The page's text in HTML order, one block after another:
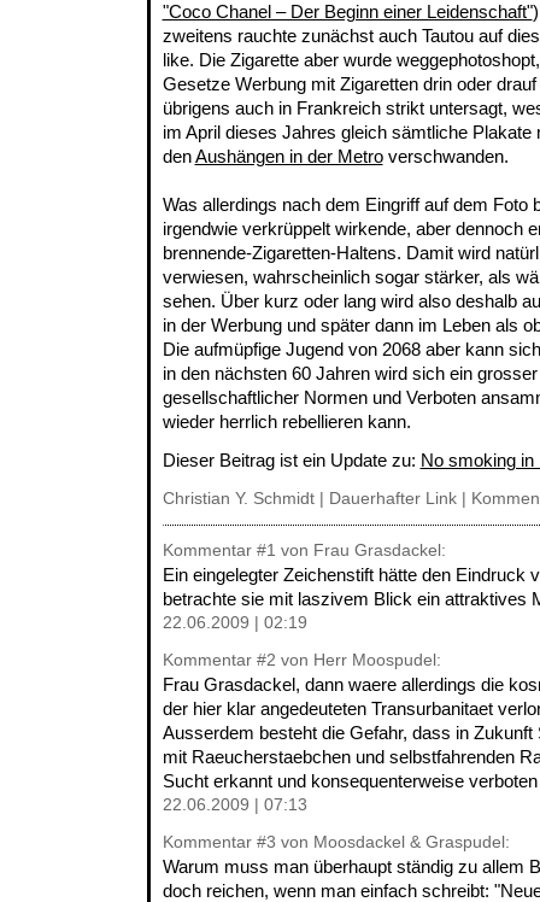
"Coco Chanel – Der Beginn einer Leidenschaft"
zweitens rauchte zunächst auch Tautou auf
like. Die Zigarette aber wurde
Gesetze Werbung mit Zigaretten drin oder
übrigens auch in Frankreich strikt untersagt,
im April dieses Jahres gleich sämtliche
denAushängen in der Metroverschwanden.
Was allerdings nach dem Eingriff auf dem Foto
irgendwie verkrüppelt wirkende, aber dennoch
brennende-Zigaretten-Haltens. Damit wird
verwiesen, wahrscheinlich sogar stärker, als
sehen. Über kurz oder lang wird also deshalb
in der Werbung und später dann im Leben als
Die aufmüpfige Jugend von 2068 aber kann
in den nächsten 60 Jahren wird sich ein
gesellschaftlicher Normen und Verboten
wieder herrlich rebellieren kann.
Dieser Beitrag ist ein Update zu: No smoking in
Christian Y. Schmidt | Dauerhafter Link|
Kommentar #1 von Frau Grasdackel:
Ein eingelegter Zeichenstift hätte den Eindruck
betrachte sie mit laszivem Blick ein attraktives
22.06.2009 | 02:19
Kommentar #2 von Herr Moospudel:
Frau Grasdackel, dann waere allerdings die
der hier klar angedeuteten Transurbanitaet
Ausserdem besteht die Gefahr, dass in
mit Raeucherstaebchen und selbstfahrenden
Sucht erkannt und konsequenterweise
22.06.2009 | 07:13
Kommentar #3 von Moosdackel & Graspudel:
Warum muss man überhaupt ständig zu allem
doch reichen, wenn man einfach schreibt: